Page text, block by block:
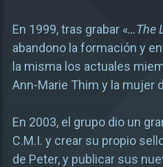
En 1999, tras grabar «…The
abandono la formación y
la misma los actuales
Ann-Marie Thim y la mujer
En 2003, el grupo dio un
C.M.I. y crear su propio
de Peter, y publicar sus